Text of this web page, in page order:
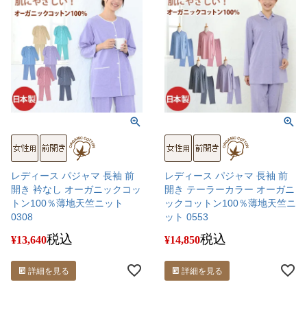
レディース パジャマ 長袖 前
開き 衿なし オーガニックコッ
トン100％薄地天竺ニット
0308
¥13,640税込
詳細を見る
レディース パジャマ 長袖 前
開き テーラーカラー オーガニ
ックコットン100％薄地天竺ニ
ット 0553
¥14,850税込
詳細を見る